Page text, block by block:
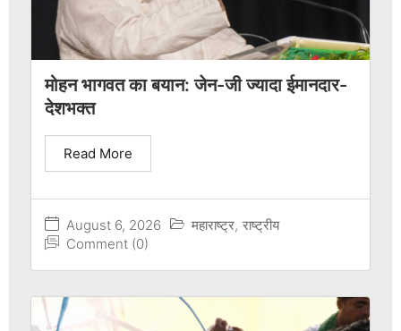
मोहन भागवत का बयान: जेन-जी ज्यादा ईमानदार-
देशभक्त
August 6, 2026 महाराष्ट्र, राष्ट्रीय
Comment (0)
Read More